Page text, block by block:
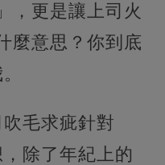
，更是讓上司火
麼意思？你到底
毛求疵針對
除了年紀上的